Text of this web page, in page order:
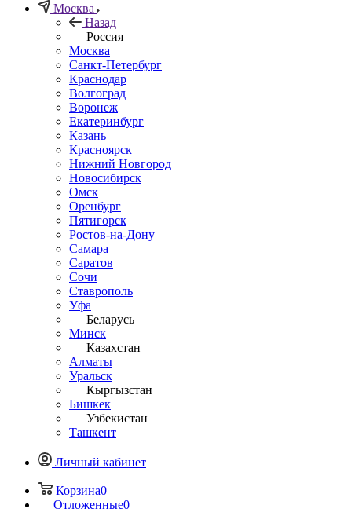
Москва
Назад
Россия
Москва
Санкт-Петербург
Краснодар
Волгоград
Воронеж
Екатеринбург
Казань
Красноярск
Нижний Новгород
Новосибирск
Омск
Оренбург
Пятигорск
Ростов-на-Дону
Самара
Саратов
Сочи
Ставрополь
Уфа
Беларусь
Минск
Казахстан
Алматы
Уральск
Кыргызстан
Бишкек
Узбекистан
Ташкент
Личный кабинет
Корзина0
Отложенные0